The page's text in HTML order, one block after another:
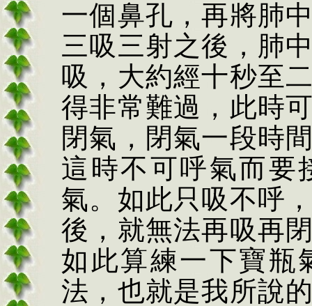
一個鼻孔，再將肺
三吸三射之後，肺
吸，大約經十秒至
得非常難過，此時
閉氣，閉氣一段時
這時不可呼氣而要
氣。如此只吸不呼
後，就無法再吸再
如此算練一下寶瓶
法，也就是我所說